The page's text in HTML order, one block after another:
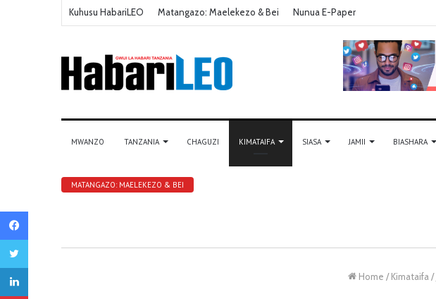
Kuhusu HabariLEO Matangazo: Maelekezo & Bei Nunua E-Paper
MWANZO TANZANIA CHAGUZI KIMATAIFA SIASA JAMII BIASHARA
MATANGAZO: MAELEKEZO & BEI
Home / Kimataifa /